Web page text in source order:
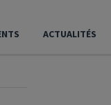
ACTUALITÉS